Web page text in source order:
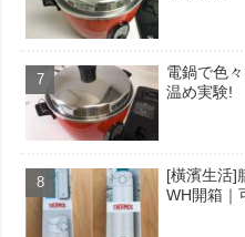
電鍋で色
温め実験!
[橫濱生活]
WH開箱｜